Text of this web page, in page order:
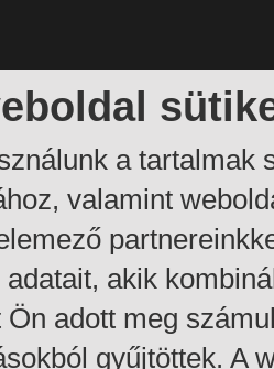
a tartalmak
valamint
akik
Ön adott meg
gyűjtöttek. A